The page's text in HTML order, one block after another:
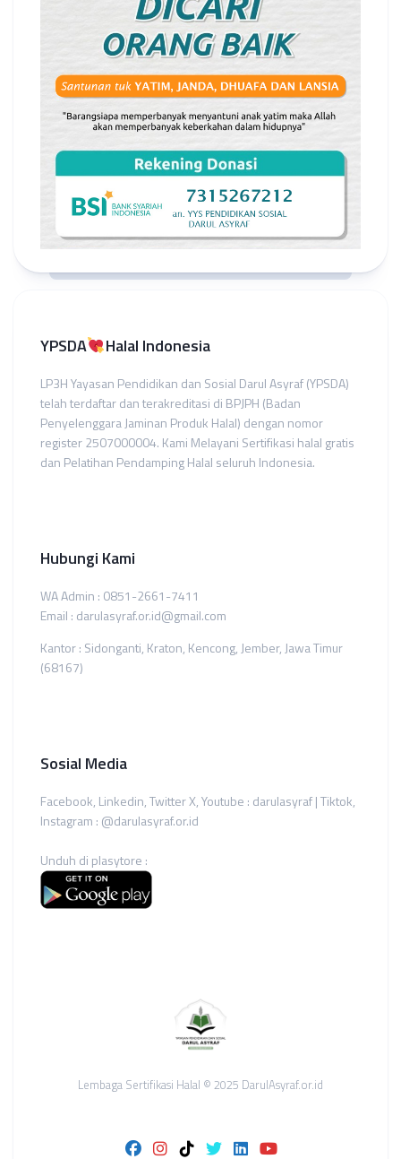
YPSDA Halal Indonesia
LP3H Yayasan Pendidikan dan Sosial Darul Asyraf (YPSDA)
telah terdaftar dan terakreditasi di BPJPH (Badan
Penyelenggara Jaminan Produk Halal) dengan nomor
register 2507000004. Kami Melayani Sertifikasi halal gratis
dan Pelatihan Pendamping Halal seluruh Indonesia.
Hubungi Kami
WA Admin : 0851-2661-7411
Email : darulasyraf.or.id@gmail.com
Kantor : Sidonganti, Kraton, Kencong, Jember, Jawa Timur
(68167)
Sosial Media
Facebook, Linkedin, Twitter X, Youtube : darulasyraf | Tiktok,
Instagram : @darulasyraf.or.id
Unduh di plasytore :
Lembaga Sertifikasi Halal © 2025 DarulAsyraf.or.id